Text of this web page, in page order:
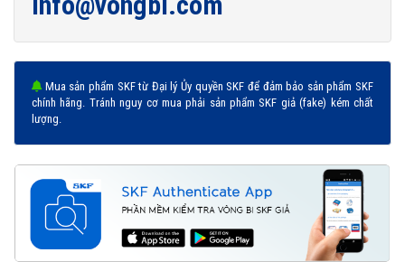
Mua sản phẩm SKF từ Đại lý Ủy quyền SKF để đảm bảo sản phẩm SKF
chính hãng. Tránh nguy cơ mua phải sản phẩm SKF giả (fake) kém chất
lượng.